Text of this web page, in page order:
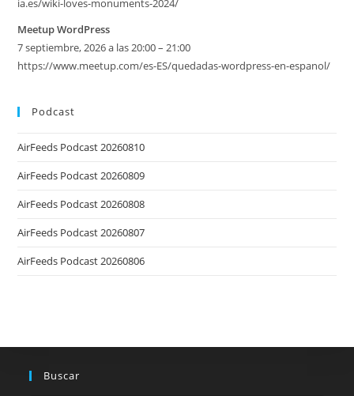
ia.es/wiki-loves-monuments-2024/
Meetup WordPress
7 septiembre, 2026 a las 20:00 – 21:00
https://www.meetup.com/es-ES/quedadas-wordpress-en-espanol/
Podcast
AirFeeds Podcast 20260810
AirFeeds Podcast 20260809
AirFeeds Podcast 20260808
AirFeeds Podcast 20260807
AirFeeds Podcast 20260806
Buscar